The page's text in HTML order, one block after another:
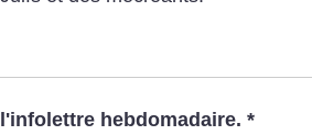
hebdomadaire. *